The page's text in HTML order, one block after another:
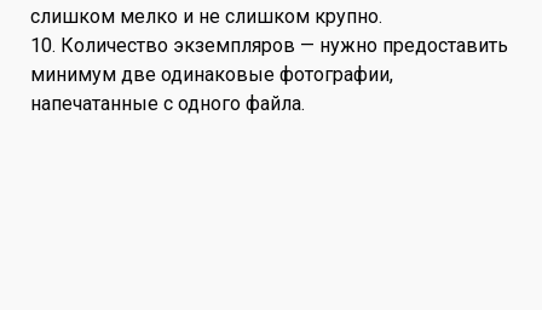
слишком мелко и не слишком крупно.
10. Количество экземпляров — нужно предоставить
минимум две одинаковые фотографии,
напечатанные с одного файла.